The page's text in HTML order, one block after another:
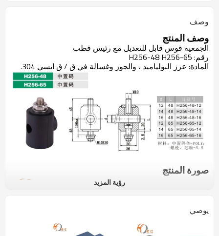
وصف
وصف المنتج
الجمعية قوس قابل للتعديل مع رئيس قطب
رقم: H256-48 H256-65
المادة: عزز البولياميد ، والجوز وغسالة في ق / ق ايسي 304.
صورة المنتج
رؤية المزيد
يوصي